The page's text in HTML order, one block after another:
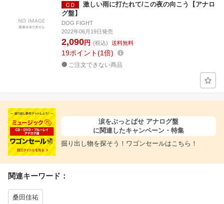
激しい雨に打たれて/この夜の向こう【アナロ
グ盤】
DOG FIGHT
2022年06月19日発売
2,090円 (税込) 送料無料
19ポイント 1倍
ご注文できない商品
涙をぶっとばせ アナログ盤
に関連したキャンペーン・特集
掘り出し物を探そう！ワゴンセールはこちら！
関連キーワード：
桑田佳祐